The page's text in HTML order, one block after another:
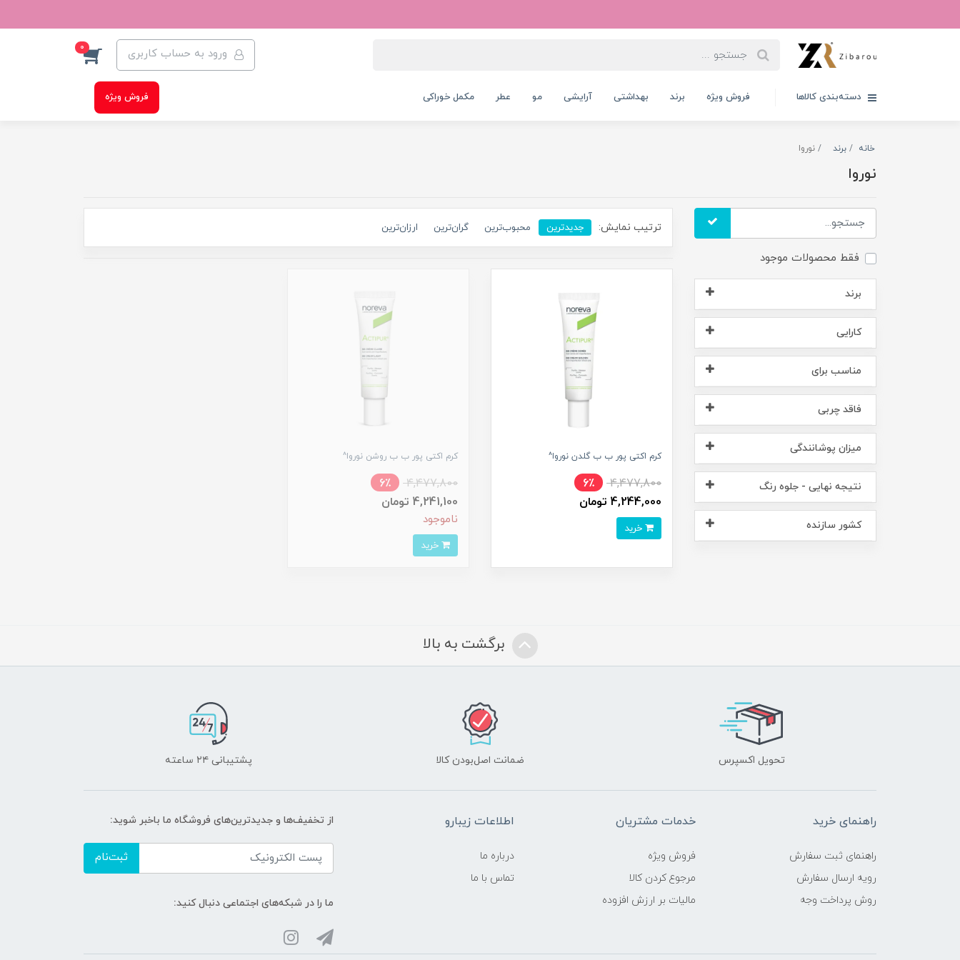
ورود به حساب کاربری 0
دسته‌بندی کالاها فروش ویژه برند بهداشتی آرایشی مو عطر مکمل خوراکی فروش ویژه
خانه برند نوروا
نوروا
فقط محصولات موجود
برند
کارایی
مناسب برای
فاقد چربی
میزان پوشانندگی
نتیجه نهایی - جلوه رنگ
کشور سازنده
ترتیب نمایش: جدیدترین محبوب‌ترین گران‌ترین ارزان‌ترین
کرم اکتی پور ب ب گلدن نوروا^
4,477,800
6٪
4,244,000 تومان
کرم اکتی پور ب ب روشن نوروا^
4,477,800
6٪
4,241,100 تومان
ناموجود
خرید
برگشت به بالا
تحویل اکسپرس ضمانت اصل‌بودن کالا پشتیبانی ۲۴ ساعته
راهنمای خرید
راهنمای ثبت سفارش
رویه ارسال سفارش
روش پرداخت وجه
خدمات مشتریان
فروش ویژه
مرجوع کردن کالا
مالیات بر ارزش افزوده
اطلاعات زیبارو
درباره ما
تماس با ما
از تخفیف‌ها و جدیدترین‌های فروشگاه ما باخبر شوید:
ثبت‌نام
ما را در شبکه‌های اجتماعی دنبال کنید: